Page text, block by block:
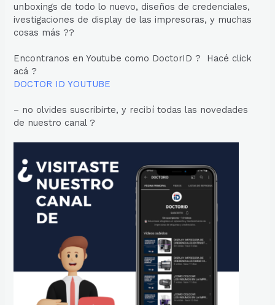
unboxings de todo lo nuevo, diseños de credenciales,
ivestigaciones de display de las impresoras, y muchas
cosas más ??
Encontranos en Youtube como DoctorID ? Hacé click
acá ?
DOCTOR ID YOUTUBE
– no olvides suscribirte, y recibí todas las novedades
de nuestro canal ?